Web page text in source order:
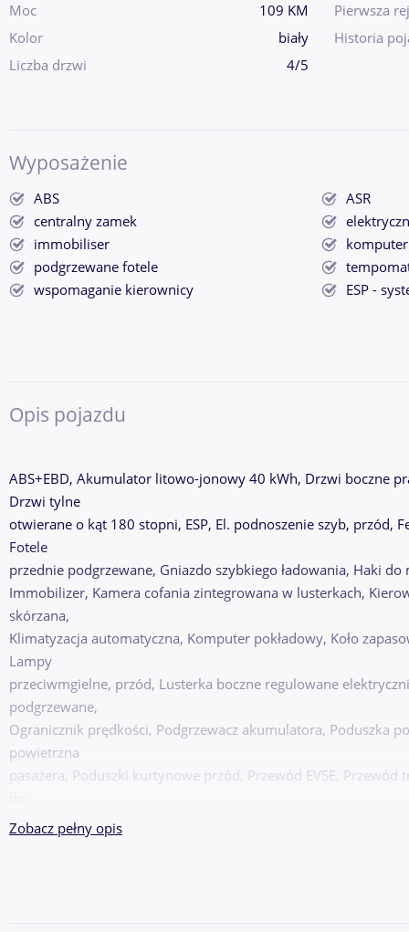
Moc
109 KM
Kolor
biały
Liczba drzwi
4/5
Pierwsza
Historia
Wyposażenie
ABS
ASR
centralny zamek
immobiliser
komputer
podgrzewane fotele
wspomaganie kierownicy
ESP -
Opis pojazdu
ABS+EBD, Akumulator litowo-jonowy 40 kWh, Drzwi boczne
Drzwi tylne
otwierane o kąt 180 stopni, ESP, El. podnoszenie szyb, przód,
Fotele
przednie podgrzewane, Gniazdo szybkiego ładowania, Haki do
Immobilizer, Kamera cofania zintegrowana w lusterkach,
skórzana,
Klimatyzacja automatyczna, Komputer pokładowy, Koło
Lampy
przeciwmgielne, przód, Lusterka boczne regulowane
podgrzewane,
Ogranicznik prędkości, Podgrzewacz akumulatora, Poduszka
powietrzna
pasażera, Poduszki kurtynowe przód, Przewód EVSE,
obsługi ładowarek 6,6 kW, Radio CD MP3 Bluetooth USB
Sygnalizator
Zobacz pełny opis